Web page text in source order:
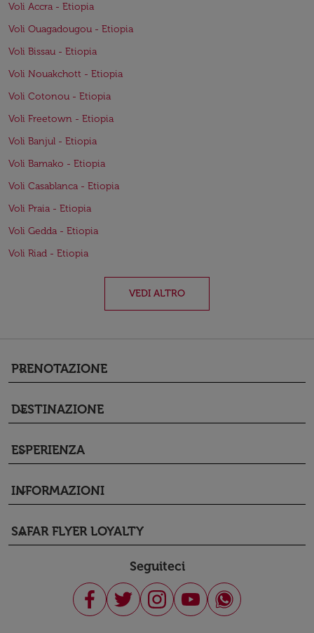
Voli Accra - Etiopia
Voli Ouagadougou - Etiopia
Voli Bissau - Etiopia
Voli Nouakchott - Etiopia
Voli Cotonou - Etiopia
Voli Freetown - Etiopia
Voli Banjul - Etiopia
Voli Bamako - Etiopia
Voli Casablanca - Etiopia
Voli Praia - Etiopia
Voli Gedda - Etiopia
Voli Riad - Etiopia
VEDI ALTRO
PRENOTAZIONE
keyboard_arrow_down
DESTINAZIONE
keyboard_arrow_down
ESPERIENZA
keyboard_arrow_down
INFORMAZIONI
keyboard_arrow_down
SAFAR FLYER LOYALTY
keyboard_arrow_down
Seguiteci